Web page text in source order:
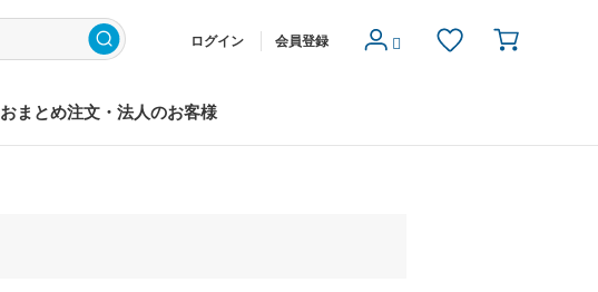
ログイン 会員登録
おまとめ注文・法人のお客様